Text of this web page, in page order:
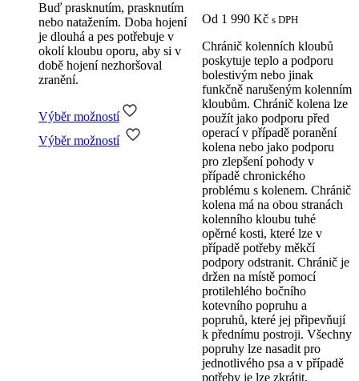
Buď prasknutím, prasknutím
nebo natažením. Doba hojení
je dlouhá a pes potřebuje v
okolí kloubu oporu, aby si v
době hojení nezhoršoval
zranění.
Výběr možností
Výběr možností
Tento
produkt
Od 1 990 Kč s DPH
Chránič kolenních kloubů
poskytuje teplo a podporu
bolestivým nebo jinak
funkčně narušeným kolenním
kloubům. Chránič kolena lze
použít jako podporu před
operací v případě poranění
kolena nebo jako podporu
pro zlepšení pohody v
případě chronického
problému s kolenem. Chránič
kolena má na obou stranách
kolenního kloubu tuhé
opěrné kosti, které lze v
případě potřeby měkčí
podpory odstranit. Chránič je
držen na místě pomocí
protilehlého bočního
kotevního popruhu a
popruhů, které jej připevňují
k přednímu postroji. Všechny
popruhy lze nasadit pro
jednotlivého psa a v případě
potřeby je lze zkrátit.